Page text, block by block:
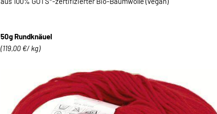
50g Rundknäuel
(119,00 €/ kg)